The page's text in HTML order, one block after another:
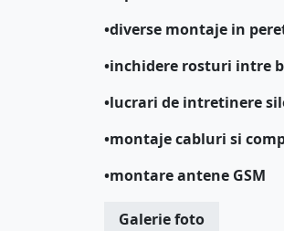
•diverse montaje in
•inchidere rosturi intre
•lucrari de intretinere
•montaje cabluri si
•montare antene GSM
Galerie foto